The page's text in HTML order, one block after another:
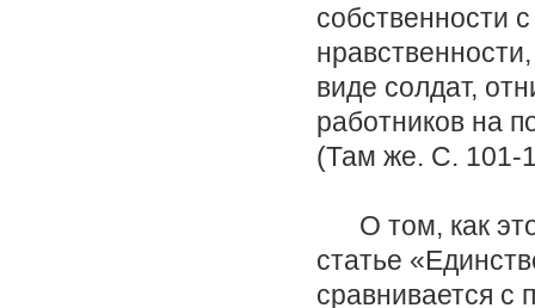
собственности
виде солдат,
работников на
(Там же. С. 101-
О том, как это
статье
сравнивается с